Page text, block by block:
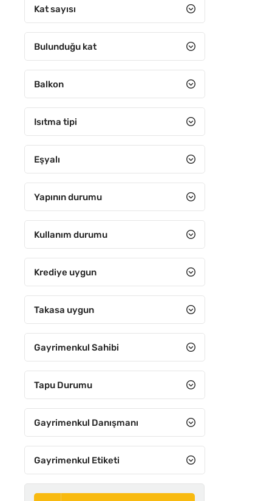
5+3
6+1
6+2
6+3
7+1
7+3
8+1
8+2
8+3
8+4
9+1
9+2
9+3
9+4
Kat sayısı
Bulunduğu kat
Balkon
Isıtma tipi
Eşyalı
Yapının durumu
Kullanım durumu
Krediye uygun
Takasa uygun
Gayrimenkul Sahibi
Tapu Durumu
Gayrimenkul Danışmanı
Gayrimenkul Etiketi